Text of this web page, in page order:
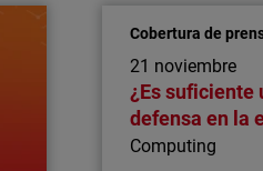
investigación de
líder global en
proveedores de
revela que el
Cobertura de
21 noviembre
¿Es suficiente
defensa en la
Computing